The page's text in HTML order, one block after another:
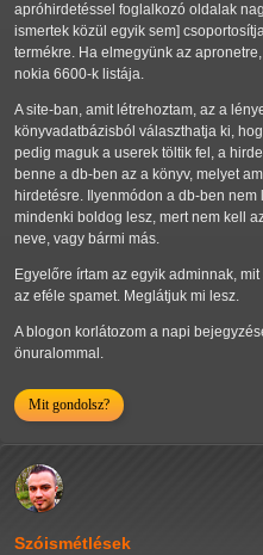
apróhirdetéssel foglalkozó oldalak
ismertek közül egyik sem]
termékre. Ha elmegyünk az
nokia 6600-k listája.
A site-ban, amit létrehoztam, az a
könyvadatbázisból választhatja ki,
pedig maguk a userek töltik fel, a
benne a db-ben az a könyv, melyet
hirdetésre. Ilyenmódon a db-ben
mindenki boldog lesz, mert nem kell
neve, vagy bármi más.
Egyelőre írtam az egyik adminnak,
az eféle spamet. Meglátjuk mi lesz.
A blogon korlátozom a napi
önuralommal.
Mit gondolsz?
Szóismétlések